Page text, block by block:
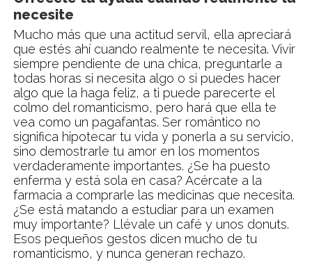
necesite
Mucho más que una actitud servil, ella apreciará
que estés ahí cuando realmente te necesita. Vivir
siempre pendiente de una chica, preguntarle a
todas horas si necesita algo o si puedes hacer
algo que la haga feliz, a ti puede parecerte el
colmo del romanticismo, pero hará que ella te
vea como un pagafantas. Ser romántico no
significa hipotecar tu vida y ponerla a su servicio,
sino demostrarle tu amor en los momentos
verdaderamente importantes. ¿Se ha puesto
enferma y está sola en casa? Acércate a la
farmacia a comprarle las medicinas que necesita.
¿Se está matando a estudiar para un examen
muy importante? Llévale un café y unos donuts.
Esos pequeños gestos dicen mucho de tu
romanticismo, y nunca generan rechazo.